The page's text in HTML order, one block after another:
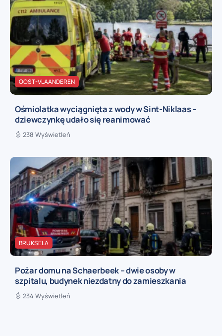
OOST-VLAANDEREN
Ośmiolatka wyciągnięta z wody w Sint-Niklaas –
dziewczynkę udało się reanimować
238 Wyświetleń
BRUKSELA
Pożar domu na Schaerbeek – dwie osoby w
szpitalu, budynek niezdatny do zamieszkania
234 Wyświetleń